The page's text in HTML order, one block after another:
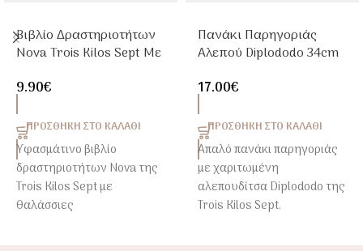
Βιβλίο Δραστηριοτήτων
Nova Trois Kilos Sept Με
Εικόνες
9.90€
ΠΡΟΣΘΉΚΗ ΣΤΟ ΚΑΛΆΘΙ
Υφασμάτινο βιβλίο
δραστηριοτήτων Nova της
Trois Kilos Sept με
θαλάσσιες
Πανάκι Παρηγοριάς
Αλεπού Diplododo 34cm
17.00€
ΠΡΟΣΘΉΚΗ ΣΤΟ ΚΑΛΆΘΙ
Απαλό πανάκι παρηγοριάς
με χαριτωμένη
αλεπουδίτσα Diplododo της
Trois Kilos Sept.